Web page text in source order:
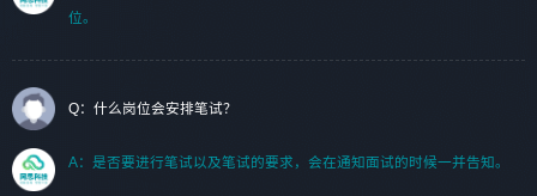
位。
Q：什么岗位会安排笔试？
A：是否要进行笔试以及笔试的要求，会在通知面试的时候一并告知。